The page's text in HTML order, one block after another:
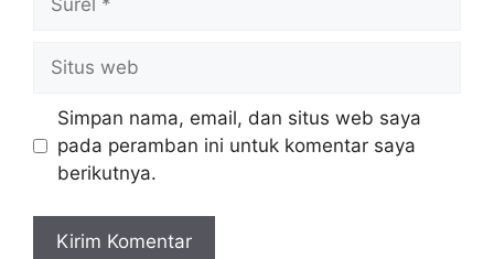
Situs
web
Simpan nama, email, dan situs web saya
pada peramban ini untuk komentar saya
berikutnya.